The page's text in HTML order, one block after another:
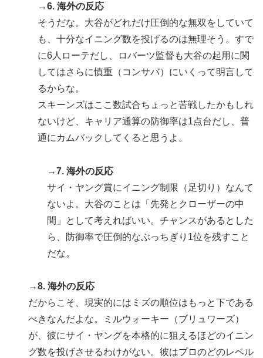
→6. 海外の反応
そうだな。大谷がどれだけ圧倒的な無双をしていて
も、十分なイニング数を投げるのは無理そう。すで
に6人ローテだし、ロバーツ監督も大谷の起用に関
してはさらに慎重（コンサバ）にいくって明言して
るからな。
スキーンズはここ数試合ちょっと苦戦したかもしれ
ないけど、キャリア通算の防御率は1点台だし、普
通にカムバックしてくると思うよ。
→7. 海外の反応
サイ・ヤング賞にイニング制限（足切り）なんて
ないよ。大谷のことは「先発とクローザーの中
間」として考えればいい。チャンスがあるとした
ら、防御率で圧倒的なぶっちぎり1位を残すこと
だな。
→8. 海外の反応
だからこそ、現実的にはミズの順位はもっと下である
べきなんだよな。ミルウォーキー（ブリュワーズ）
が、彼にサイ・ヤングを本格的に狙えるほどのイニン
グ数を投げさせるわけがない。彼はプロのどのレベル